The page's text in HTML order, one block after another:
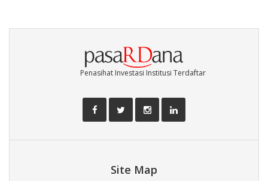
Penasihat Investasi Institusi Terdaftar
Site Map